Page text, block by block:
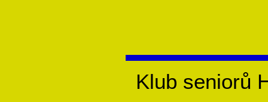
Klub seniorů